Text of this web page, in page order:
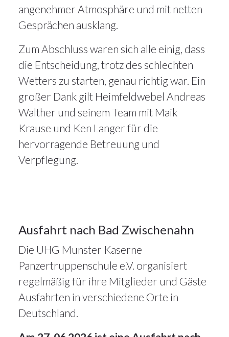
angenehmer Atmosphäre und mit netten
Gesprächen ausklang.
Zum Abschluss waren sich alle einig, dass
die Entscheidung, trotz des schlechten
Wetters zu starten, genau richtig war. Ein
großer Dank gilt Heimfeldwebel Andreas
Walther und seinem Team mit Maik
Krause und Ken Langer für die
hervorragende Betreuung und
Verpflegung.
7
MAI 2026
7Mai
2026
Alle
Ausfahrt nach Bad Zwischenahn
Die UHG Munster Kaserne
Panzertruppenschule e.V. organisiert
regelmäßig für ihre Mitglieder und Gäste
Ausfahrten in verschiedene Orte in
Deutschland.